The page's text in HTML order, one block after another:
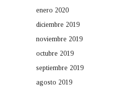
enero 2020
diciembre 2019
noviembre 2019
octubre 2019
septiembre 2019
agosto 2019